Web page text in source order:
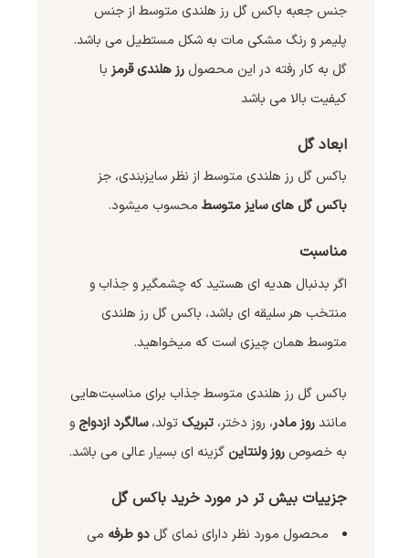
جنس جعبه باکس گل رز هلندی متوسط از جنس
پلیمر و رنگ مشکی مات به شکل مستطیل می باشد.
گل به کار رفته در این محصولرز هلندی قرمز با
کیفیت بالا می باشد
ابعاد گل
باکس گل رز هلندی متوسط از نظر سایزبندی، جز
باکس گل های سایز متوسط محسوب میشود.
مناسبت
اگر بدنبال هدیه ای هستید که چشمگیر و جذاب و
منتخب هر سلیقه ای باشد، باکس گل رز هلندی
متوسط همان چیزی است که میخواهید.
باکس گل رز هلندی متوسط جذاب برای مناسبت‌هایی
مانندروز مادر، روز دختر، تبریکتولد،سالگرد ازدواج و
به خصوص روز ولنتاین گزینه ای بسیار عالی می باشد.
جزییات بیش تر در مورد خرید باکس گل
محصول مورد نظر دارای نمای گلدو طرفه می